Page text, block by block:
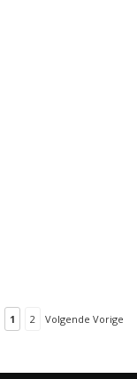
1 2 Volgende Vorige